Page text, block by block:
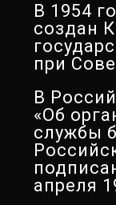
В 1954
создан
при
В
«Об
службы
апреля